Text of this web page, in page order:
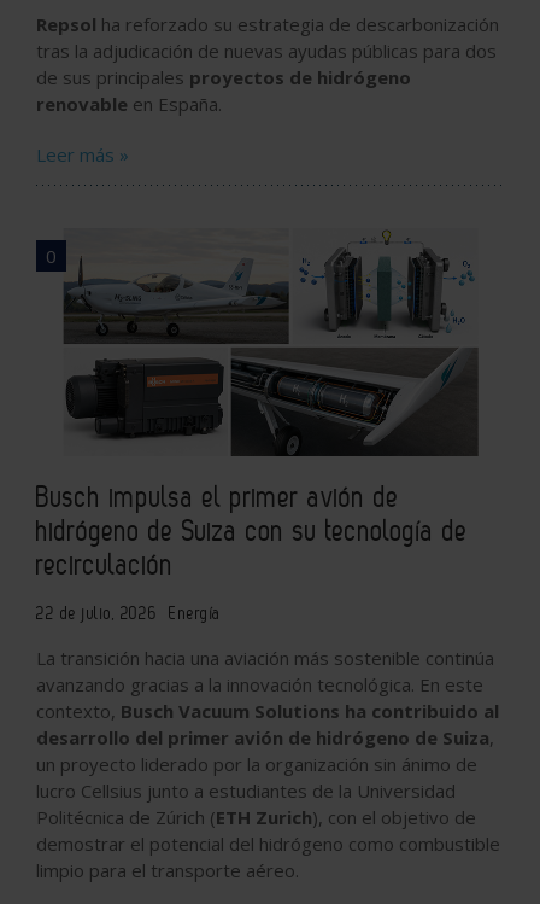
Repsol ha reforzado su estrategia de descarbonización
tras la adjudicación de nuevas ayudas públicas para dos
de sus principales proyectos de hidrógeno
renovable en España.
Leer más »
0
Busch impulsa el primer avión de
hidrógeno de Suiza con su tecnología de
recirculación
22 de julio, 2026 Energía
La transición hacia una aviación más sostenible continúa
avanzando gracias a la innovación tecnológica. En este
contexto, Busch Vacuum Solutions ha contribuido al
desarrollo del primer avión de hidrógeno de Suiza,
un proyecto liderado por la organización sin ánimo de
lucro Cellsius junto a estudiantes de la Universidad
Politécnica de Zúrich (ETH Zurich), con el objetivo de
demostrar el potencial del hidrógeno como combustible
limpio para el transporte aéreo.